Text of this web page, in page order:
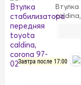
Завтра после 17:00